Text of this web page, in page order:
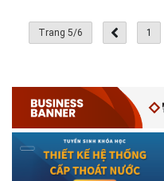
Trang 5/6 1